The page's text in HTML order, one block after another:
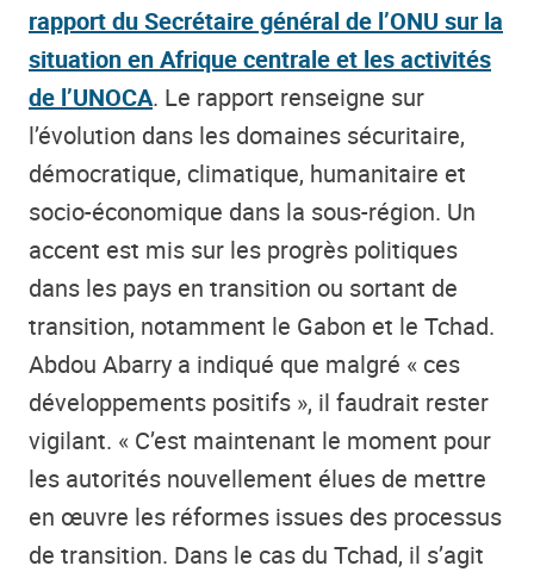
rapport du Secrétaire général de l’ONU sur la
situation en Afrique centrale et les activités
de l’UNOCA. Le rapport renseigne sur
l’évolution dans les domaines sécuritaire,
démocratique, climatique, humanitaire et
socio-économique dans la sous-région. Un
accent est mis sur les progrès politiques
dans les pays en transition ou sortant de
transition, notamment le Gabon et le Tchad.
Abdou Abarry a indiqué que malgré « ces
développements positifs », il faudrait rester
vigilant. « C’est maintenant le moment pour
les autorités nouvellement élues de mettre
en œuvre les réformes issues des processus
de transition. Dans le cas du Tchad, il s’agit